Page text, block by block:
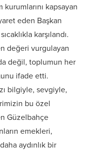
kapsayan
eden Başkan
karşılandı.
değeri vurgulayan
değil, toplumun her
ifade etti.
bilgiyle, sevgiyle,
bu özel
Güzelbahçe
emekleri,
aydınlık bir